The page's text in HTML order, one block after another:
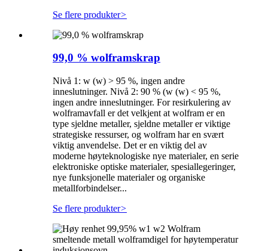
Se flere produkter>
99,0 % wolframskrap
Nivå 1: w (w) > 95 %, ingen andre
inneslutninger. Nivå 2: 90 % (w (w) < 95 %,
ingen andre inneslutninger. For resirkulering av
wolframavfall er det velkjent at wolfram er en
type sjeldne metaller, sjeldne metaller er viktige
strategiske ressurser, og wolfram har en svært
viktig anvendelse. Det er en viktig del av
moderne høyteknologiske nye materialer, en serie
elektroniske optiske materialer, spesiallegeringer,
nye funksjonelle materialer og organiske
metallforbindelser...
Se flere produkter>